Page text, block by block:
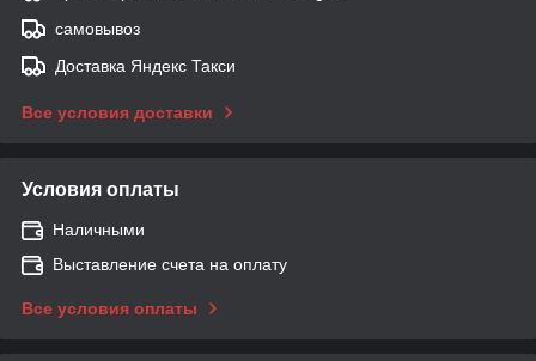
самовывоз
Доставка Яндекс Такси
Все условия доставки
Условия оплаты
Наличными
Выставление счета на оплату
Все условия оплаты